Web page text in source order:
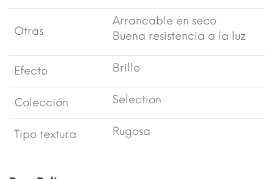
Otras
Arrancable en seco
Buena resistencia a la luz
Efecto Brillo
Colección Selection
Tipo textura Rugosa